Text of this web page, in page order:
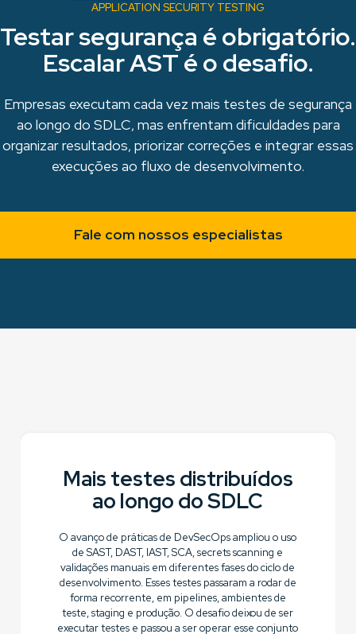
APPLICATION SECURITY TESTING
Testar segurança é obrigatório.
Escalar AST é o desafio.
Empresas executam cada vez mais testes de segurança
ao longo do SDLC, mas enfrentam dificuldades para
organizar resultados, priorizar correções e integrar essas
execuções ao fluxo de desenvolvimento.
Fale com nossos especialistas
Mais testes distribuídos
ao longo do SDLC
O avanço de práticas de DevSecOps ampliou o uso
de SAST, DAST, IAST, SCA, secrets scanning e
validações manuais em diferentes fases do ciclo de
desenvolvimento. Esses testes passaram a rodar de
forma recorrente, em pipelines, ambientes de
teste, staging e produção. O desafio deixou de ser
executar testes e passou a ser operar esse conjunto